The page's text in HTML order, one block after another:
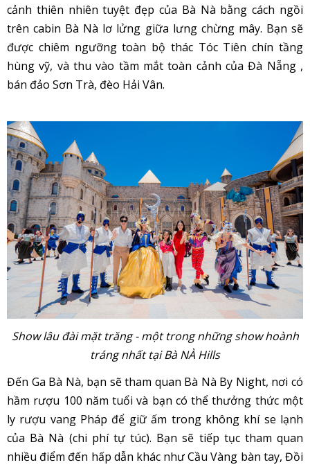
cảnh thiên nhiên tuyệt đẹp của Bà Nà bằng cách ngồi
trên cabin Bà Nà lơ lửng giữa lưng chừng mây. Bạn sẽ
được chiêm ngưỡng toàn bộ thác Tóc Tiên chín tầng
hùng vỹ, và thu vào tầm mắt toàn cảnh của Đà Nẵng ,
bán đảo Sơn Trà, đèo Hải Vân.
Show lâu đài mặt trăng - một trong những show hoành
tráng nhất tại Bà NÀ Hills
Đến Ga Bà Nà, bạn sẽ tham quan Bà Nà By Night, nơi có
hầm rượu 100 năm tuổi và bạn có thể thưởng thức một
ly rượu vang Pháp để giữ ấm trong không khí se lạnh
của Bà Nà (chi phí tự túc). Bạn sẽ tiếp tục tham quan
nhiều điểm đến hấp dẫn khác như Cầu Vàng bàn tay, Đồi